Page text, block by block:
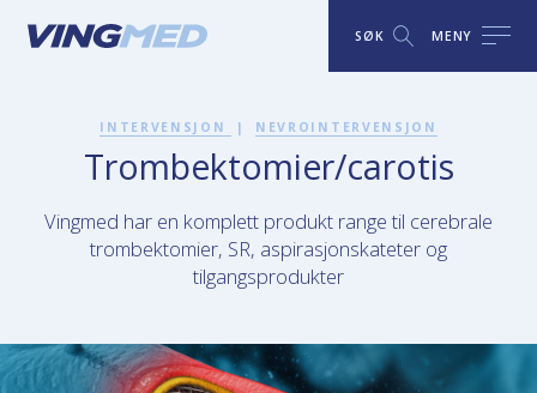
SØK MENY
INTERVENSJON | NEVROINTERVENSJON
Trombektomier/carotis
Vingmed har en komplett produkt range til cerebrale
trombektomier, SR, aspirasjonskateter og
tilgangsprodukter